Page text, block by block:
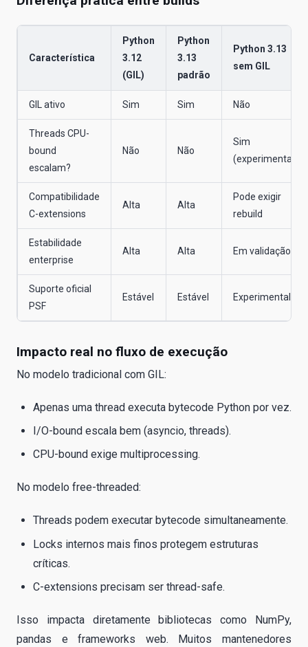
Característica
Python
3.12
(GIL)
Python
3.13
padrão
Python 3.13
sem GIL
GIL ativo Sim Sim Não
Threads CPU-
bound
escalam?
Não Não
Sim
(experimental)
Compatibilidade
C-extensions
Alta Alta
Pode exigir
rebuild
Estabilidade
enterprise
Alta Alta Em validação
Suporte oficial
PSF
Estável Estável Experimental
Impacto real no fluxo de execução
No modelo tradicional com GIL:
Apenas uma thread executa bytecode Python por vez.
I/O-bound escala bem (asyncio, threads).
CPU-bound exige multiprocessing.
No modelo free-threaded:
Threads podem executar bytecode simultaneamente.
Locks internos mais finos protegem estruturas
críticas.
C-extensions precisam ser thread-safe.
Isso impacta diretamente bibliotecas como NumPy,
pandas e frameworks web. Muitos mantenedores